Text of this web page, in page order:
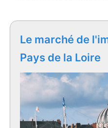
Le marché de
Pays de la Loire